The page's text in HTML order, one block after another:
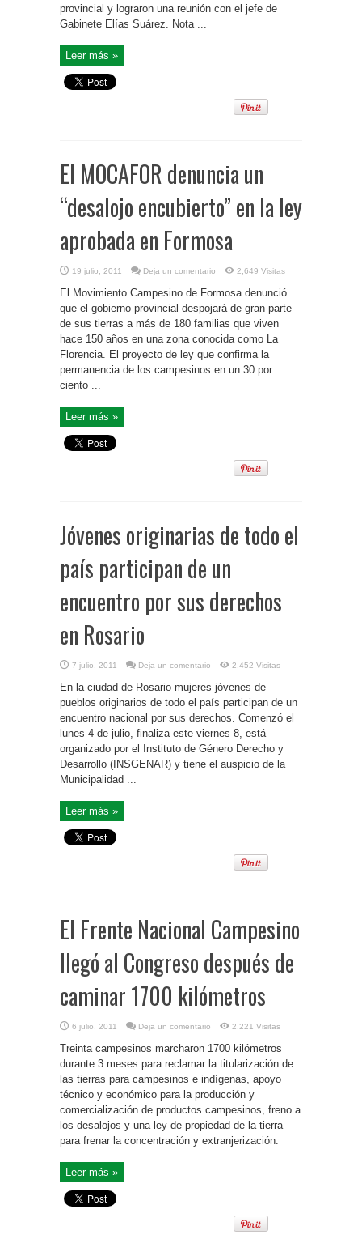
provincial y lograron una reunión con el jefe de
Gabinete Elías Suárez. Nota ...
Leer más »
El MOCAFOR denuncia un
“desalojo encubierto” en la ley
aprobada en Formosa
19 julio, 2011 Deja un comentario 2,649 Visitas
El Movimiento Campesino de Formosa denunció
que el gobierno provincial despojará de gran parte
de sus tierras a más de 180 familias que viven
hace 150 años en una zona conocida como La
Florencia. El proyecto de ley que confirma la
permanencia de los campesinos en un 30 por
ciento ...
Leer más »
Jóvenes originarias de todo el
país participan de un
encuentro por sus derechos
en Rosario
7 julio, 2011 Deja un comentario 2,452 Visitas
En la ciudad de Rosario mujeres jóvenes de
pueblos originarios de todo el país participan de un
encuentro nacional por sus derechos. Comenzó el
lunes 4 de julio, finaliza este viernes 8, está
organizado por el Instituto de Género Derecho y
Desarrollo (INSGENAR) y tiene el auspicio de la
Municipalidad ...
Leer más »
El Frente Nacional Campesino
llegó al Congreso después de
caminar 1700 kilómetros
6 julio, 2011 Deja un comentario 2,221 Visitas
Treinta campesinos marcharon 1700 kilómetros
durante 3 meses para reclamar la titularización de
las tierras para campesinos e indígenas, apoyo
técnico y económico para la producción y
comercialización de productos campesinos, freno a
los desalojos y una ley de propiedad de la tierra
para frenar la concentración y extranjerización.
Leer más »